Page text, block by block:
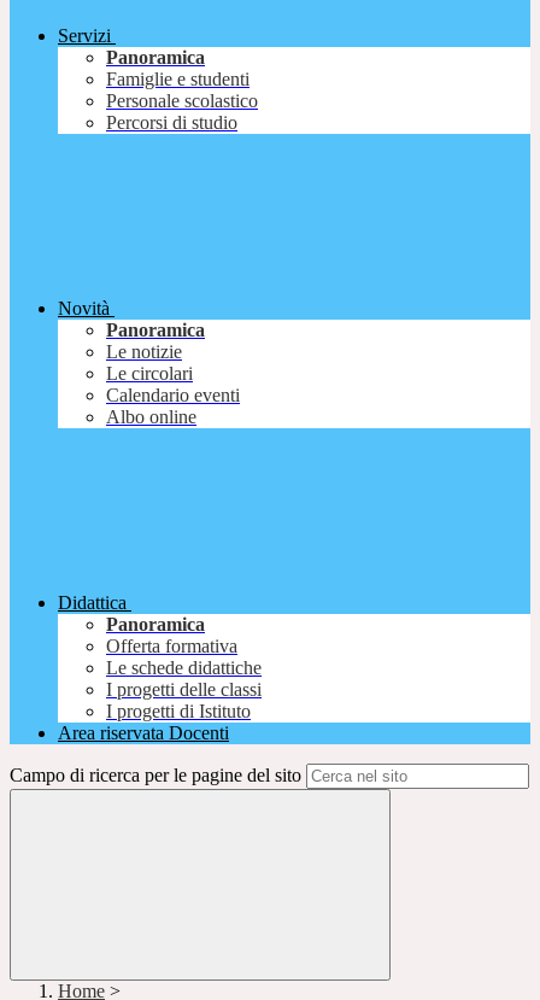
Servizi
Panoramica
Famiglie e studenti
Personale scolastico
Percorsi di studio
Novità
Panoramica
Le notizie
Le circolari
Calendario eventi
Albo online
Didattica
Panoramica
Offerta formativa
Le schede didattiche
I progetti delle classi
I progetti di Istituto
Area riservata Docenti
Campo di ricerca per le pagine del sito
Home >